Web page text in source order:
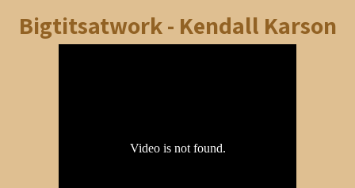
Bigtitsatwork - Kendall Karson